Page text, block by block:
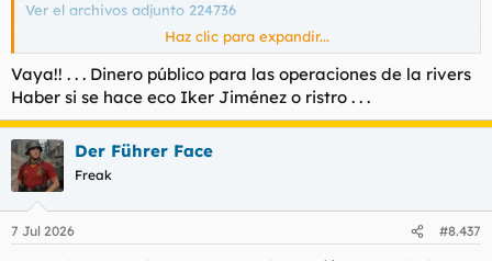
Ver el archivos adjunto 224736
Las dos caras de la noticia.
Sánchez contrata a 'la Rivers' para que haga publicidad de una marca de ropa que ha creado el Gobierno
Para hacer efectiva esta campaña, además de otras
acciones relacionadas, el Consejo de Ministros tuvo
que aprobar una transferencia de crédito, por...
Haz clic para expandir...
Vaya!! . . . Dinero público para las operaciones de la rivers
Haber si se hace eco Iker Jiménez o ristro . . .
Der Führer Face
Freak
7 Jul 2026 #8.437